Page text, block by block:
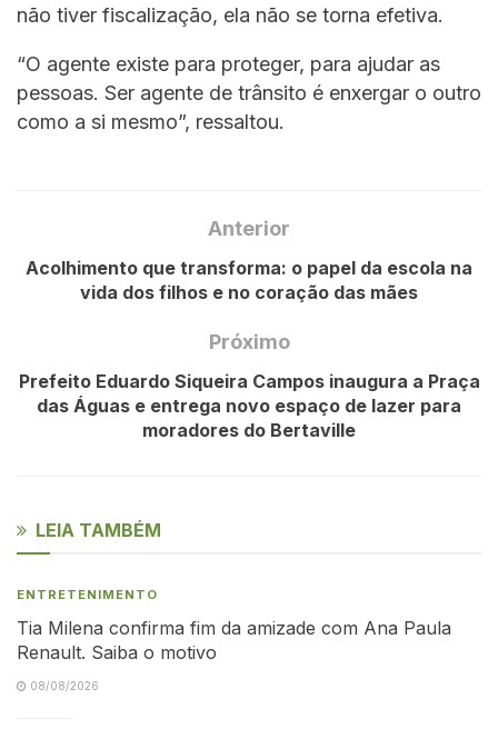
não tiver fiscalização, ela não se torna efetiva.
“O agente existe para proteger, para ajudar as
pessoas. Ser agente de trânsito é enxergar o outro
como a si mesmo”, ressaltou.
Anterior
Acolhimento que transforma: o papel da escola na
vida dos filhos e no coração das mães
Próximo
Prefeito Eduardo Siqueira Campos inaugura a Praça
das Águas e entrega novo espaço de lazer para
moradores do Bertaville
LEIA TAMBÉM
ENTRETENIMENTO
Tia Milena confirma fim da amizade com Ana Paula
Renault. Saiba o motivo
08/08/2026